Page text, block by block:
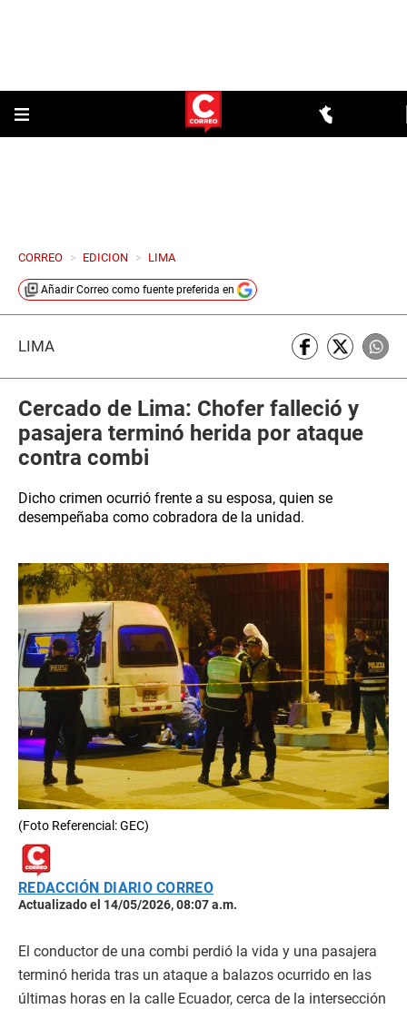
CORREO > EDICION > LIMA
Añadir Correo como fuente preferida en
LIMA
Cercado de Lima: Chofer falleció y
pasajera terminó herida por ataque
contra combi
Dicho crimen ocurrió frente a su esposa, quien se
desempeñaba como cobradora de la unidad.
(Foto Referencial: GEC)
REDACCIÓN DIARIO CORREO
Actualizado el 14/05/2026, 08:07 a.m.
El conductor de una combi perdió la vida y una pasajera
terminó herida tras un ataque a balazos ocurrido en las
últimas horas en la calle Ecuador, cerca de la intersección